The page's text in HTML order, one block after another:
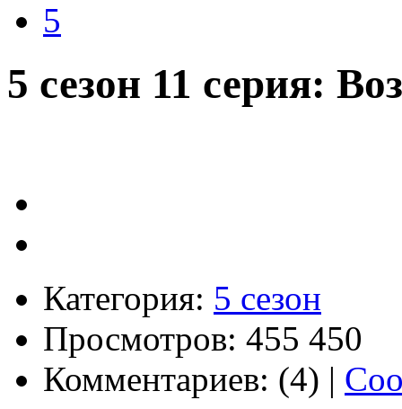
5
5 сезон 11 серия:
Категория: 5 сезон
Просмотров: 455 450
Комментариев: (4) |